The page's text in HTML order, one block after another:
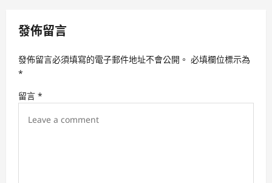
v
g
t
發佈留言
發佈留言必須填寫的電子郵件地址不會公開。 必填欄位標示為
*
留言 *